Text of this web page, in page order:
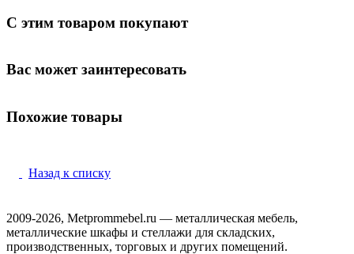
С этим товаром покупают
Вас может заинтересовать
Похожие товары
Назад к списку
2009-2026, Metprommebel.ru — металлическая мебель,
металлические шкафы и стеллажи для складских,
производственных, торговых и других помещений.